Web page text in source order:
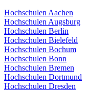
Hochschulen Aachen
Hochschulen Augsburg
Hochschulen Berlin
Hochschulen Bielefeld
Hochschulen Bochum
Hochschulen Bonn
Hochschulen Bremen
Hochschulen Dortmund
Hochschulen Dresden